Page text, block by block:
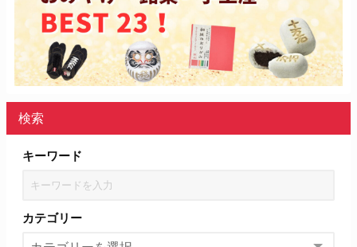
検索
キーワード
カテゴリー